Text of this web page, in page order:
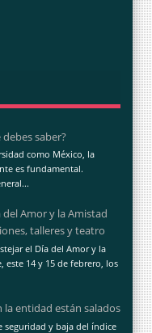
debes saber?
como México, la
es fundamental.
Amor y la Amistad
talleres y teatro
el Día del Amor y la
14 y 15 de febrero, los
la entidad están salados
seguridad y baja del índice